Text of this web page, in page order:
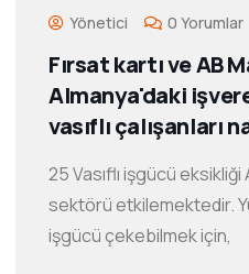
Yönetici 0 Yorumlar
Fırsat kartı ve AB
Almanya'daki
vasıflı çalışanları
25 Vasıflı işgücü
sektörü etkilemektedir.
işgücü çekebilmek için,